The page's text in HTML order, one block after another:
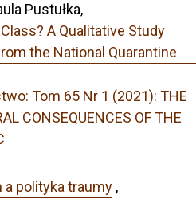
Pustułka,
A Qualitative Study
the National Quarantine
Tom 65 Nr 1 (2021): THE
CONSEQUENCES OF THE
polityka traumy ,